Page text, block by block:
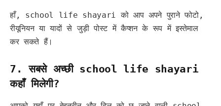
हाँ, school life shayari को आप अपने पुराने फोटो,
रीयूनियन या यादों से जुड़ी पोस्ट में कैप्शन के रूप में इस्तेमाल
कर सकते हैं।
7. सबसे अच्छी school life shayari
कहाँ मिलेगी?